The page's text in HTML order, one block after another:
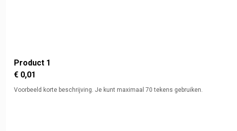
Product 1
€ 0,01
Voorbeeld korte beschrijving. Je kunt maximaal 70 tekens gebruiken.